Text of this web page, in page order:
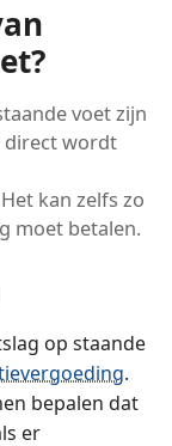
voet zijn
direct wordt
kan zelfs zo
moet betalen.
op staande
.
bepalen dat
er